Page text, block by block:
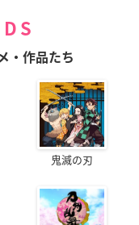
・作品たち
鬼滅の刃